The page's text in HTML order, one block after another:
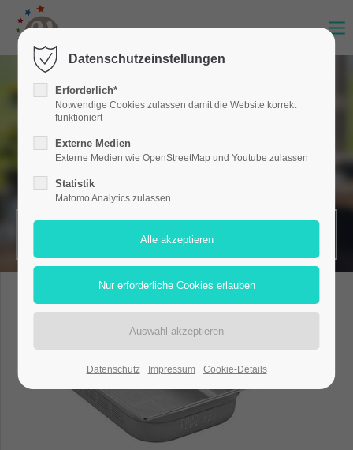
MERKZETTEL (0)
Datenschutzeinstellungen
Erforderlich*
Notwendige Cookies zulassen damit die Website korrekt
funktioniert
Externe Medien
Externe Medien wie OpenStreetMap und Youtube zulassen
Statistik
Matomo Analytics zulassen
Datenschutz Impressum Cookie-Details